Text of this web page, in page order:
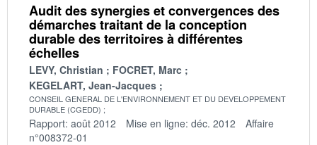
Audit des synergies et convergences des
démarches traitant de la conception
durable des territoires à différentes
échelles
LEVY, Christian
FOCRET, Marc
KEGELART, Jean-Jacques
CONSEIL GENERAL DE L'ENVIRONNEMENT ET DU DEVELOPPEMENT
DURABLE (CGEDD)
Rapport: août 2012 Mise en ligne: déc. 2012
Affaire
n°008372-01